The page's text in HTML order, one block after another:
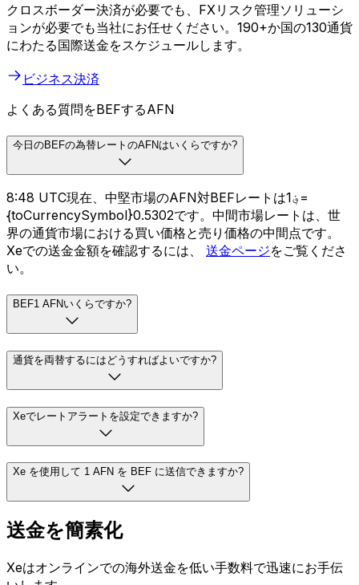
クロスボーダー決済が必要でも、FXリスク管理ソリューシ
ョンが必要でも当社にお任せください。190+か国の130通貨
にわたる国際送金をスケジュールします。
ビジネス決済
よくある質問をBEFするAFN
今日のBEFの為替レートのAFNはいくらですか?
8:48 UTC現在、中堅市場のAFN対BEFレートは؋1=
{toCurrencySymbol}0.5302です。中間市場レートは、世
界の通貨市場における買い価格と売り価格の中間点です。
Xeでの送金金額を確認するには、 送金ページをご覧くださ
い。
BEF1 AFNいくらですか?
通貨を両替するにはどうすればよいですか?
Xeでレートアラートを設定できますか?
Xe を使用して 1 AFN を BEF に送信できますか?
送金を簡素化
Xeはオンラインでの海外送金を低い手数料で迅速にお手伝